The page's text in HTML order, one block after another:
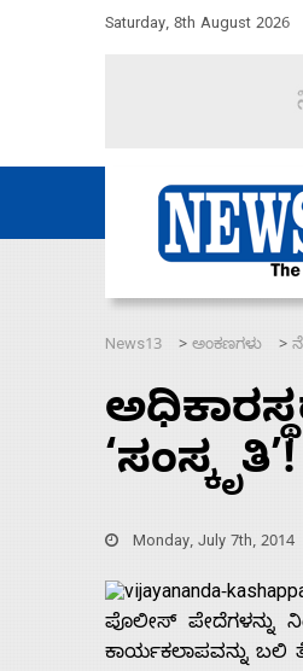
Saturday, 8th August 2026
ಸದನ ನಡೆಸಲು ಬಿಡೆವು:
News13 > ಅಂಕಣಗಳು >
‘ಸಂಸ್ಕೃತಿ’!
Monday, July 7th, 2014
ಪೊಲೀಸ್
ಕಾರ್ಯಕಲಾಪವನ್ನು ಬಲಿ